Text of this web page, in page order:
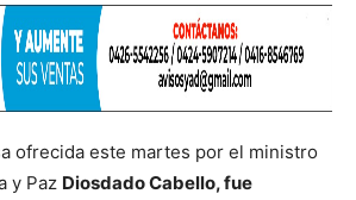
ofrecida este martes por el ministro
y Paz Diosdado Cabello, fue